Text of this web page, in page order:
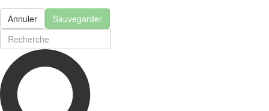
Annuler Sauvegarder